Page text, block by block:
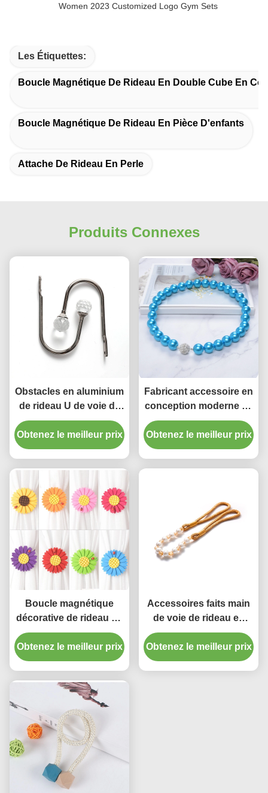
Women 2023 Customized Logo Gym Sets
Les Étiquettes:
Boucle Magnétique De Rideau En Double Cube En
Boucle Magnétique De Rideau En Pièce D'enfants
Attache De Rideau En Perle
Produits Connexes
Obstacles en aluminium
de rideau U de voie de
rideau en pièce de
dortoir en crochet en
cristal de mur des
Obtenez le meilleur prix
Fabricant accessoire en
conception moderne de
rideau de perle
d'embrasses de haute
qualité de glands en
Obtenez le meilleur prix
Boucle magnétique
décorative de rideau en
supports d'accessoires
de rideau en obligatoire
de tournesol
Obtenez le meilleur prix
Accessoires faits main
de voie de rideau en
perle liant la corde pour
la maison
Obtenez le meilleur prix